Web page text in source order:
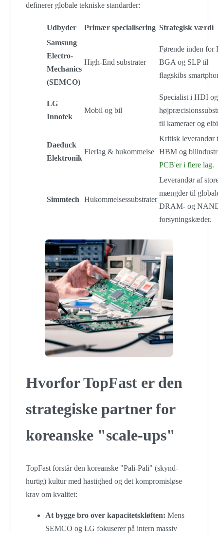
definerer globale tekniske standarder:
Udbyder Primær specialisering Strategisk værdi
Samsung
Electro-
Mechanics
(SEMCO)
High-End substrater
Førende inden for
BGA og SLP til
flagskibs
LG
Innotek
Mobil og bil
Specialist i HDI og
til kameraer og
Daeduck
Elektronik
Flerlag & hukommelse
Kritisk leverandør
HBM og
PCB'er i flere lag.
Simmtech Hukommelsessubstrater
Leverandør af
mængder til
DRAM- og
forsyningskæder.
Hvorfor TopFast er den
strategiske partner for
koreanske "scale-ups"
TopFast forstår den koreanske "Pali-Pali" (skynd-
hurtig) kultur med hastighed og det kompromisløse
krav om kvalitet:
At bygge bro over kapacitetskløften: Mens
SEMCO og LG fokuserer på intern massiv